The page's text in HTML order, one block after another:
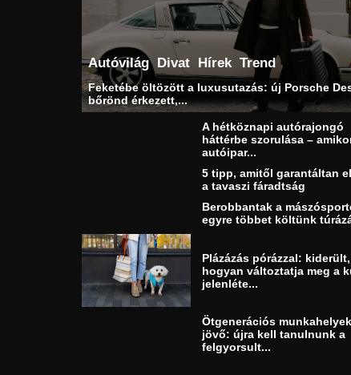
Autóvilág Divat Hírek Trend
Feketébe öltözött a luxusutazás: új Porsche
bőrönd érkezett,...
A hétköznapi autórajongó
háttérbe szorulása –
autóipar...
5 tipp, amitől garantáltan
a tavaszi fáradtság
Berobbantak a
egyre többet költünk
Plázázás pórázzal: kiderült,
hogyan változtatja meg a
jelenléte...
Ötgenerációs
jövő: újra kell tanulnunk a
felgyorsult...